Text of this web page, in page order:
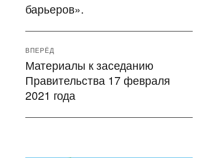
барьеров».
ВПЕРЁД
Следующая
запись:
Материалы к заседанию
Правительства 17 февраля
2021 года